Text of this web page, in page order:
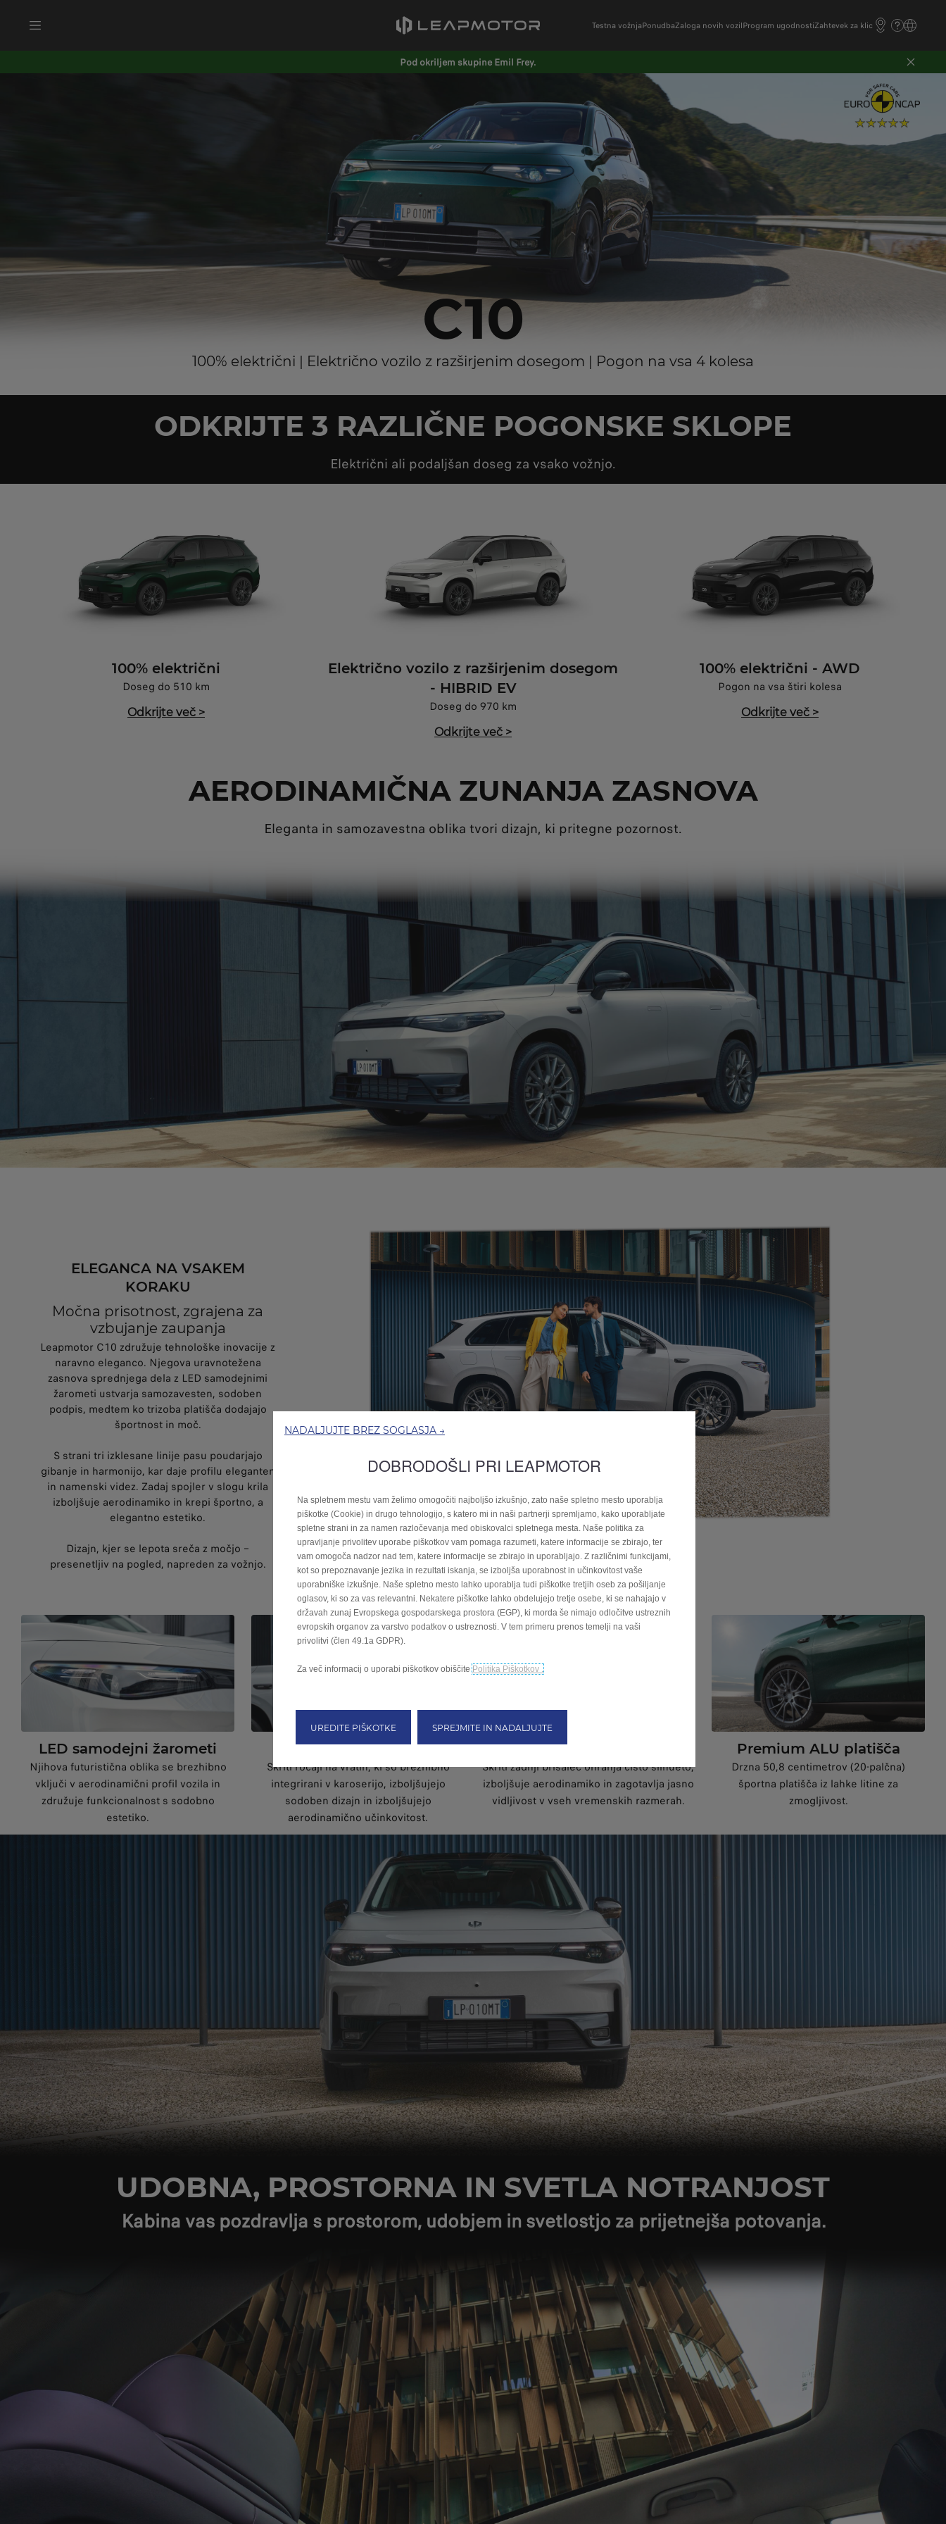
Testna vožnjaPonudbaZaloga novih vozilProgram ugodnostiZahtevek za klic
Pod okriljem skupine Emil Frey.
C10
100% električni | Električno vozilo z razširjenim dosegom | Pogon na vsa 4 kolesa
ODKRIJTE 3 RAZLIČNE POGONSKE SKLOPE
Električni ali podaljšan doseg za vsako vožnjo.
100% električni
Doseg do 510 km
Odkrijte več >
Električno vozilo z razširjenim dosegom
- HIBRID EV
Doseg do 970 km
Odkrijte več >
100% električni - AWD
Pogon na vsa štiri kolesa
Odkrijte več >
AERODINAMIČNA ZUNANJA ZASNOVA
Eleganta in samozavestna oblika tvori dizajn, ki pritegne pozornost.
ELEGANCA NA VSAKEM
KORAKU
Močna prisotnost, zgrajena za
vzbujanje zaupanja
Leapmotor C10 združuje tehnološke inovacije z
naravno eleganco. Njegova uravnotežena
zasnova sprednjega dela z LED samodejnimi
žarometi ustvarja samozavesten, sodoben
podpis, medtem ko trizoba platišča dodajajo
športnost in moč.
S strani tri izklesane linije pasu poudarjajo
gibanje in harmonijo, kar daje profilu eleganten
in namenski videz. Zadaj spojler v slogu krila
izboljšuje aerodinamiko in krepi športno, a
elegantno estetiko.
Dizajn, kjer se lepota sreča z močjo –
presenetljiv na pogled, napreden za vožnjo.
LED samodejni žarometi
Njihova futuristična oblika se brezhibno
vključi v aerodinamični profil vozila in
združuje funkcionalnost s sodobno
estetiko.
Potopne vratne kljuke
Skriti ročaji na vratih, ki so brezhibno
integrirani v karoserijo, izboljšujejo
sodoben dizajn in izboljšujejo
aerodinamično učinkovitost.
Skriti zadnji brisalec
Skriti zadnji brisalec ohranja čisto silhueto,
izboljšuje aerodinamiko in zagotavlja jasno
vidljivost v vseh vremenskih razmerah.
Premium ALU platišča
Drzna 50,8 centimetrov (20-palčna)
športna platišča iz lahke litine za
zmogljivost.
UDOBNA, PROSTORNA IN SVETLA NOTRANJOST
Kabina vas pozdravlja s prostorom, udobjem in svetlostjo za prijetnejša potovanja.
NADALJUJTE BREZ SOGLASJA →
DOBRODOŠLI PRI LEAPMOTOR
Na spletnem mestu vam želimo omogočiti najboljšo izkušnjo, zato naše spletno mesto uporablja
piškotke (Cookie) in drugo tehnologijo, s katero mi in naši partnerji spremljamo, kako uporabljate
spletne strani in za namen razločevanja med obiskovalci spletnega mesta. Naše politika za
upravljanje privolitev uporabe piškotkov vam pomaga razumeti, katere informacije se zbirajo, ter
vam omogoča nadzor nad tem, katere informacije se zbirajo in uporabljajo. Z različnimi funkcijami,
kot so prepoznavanje jezika in rezultati iskanja, se izboljša uporabnost in učinkovitost vaše
uporabniške izkušnje. Naše spletno mesto lahko uporablja tudi piškotke tretjih oseb za pošiljanje
oglasov, ki so za vas relevantni. Nekatere piškotke lahko obdelujejo tretje osebe, ki se nahajajo v
državah zunaj Evropskega gospodarskega prostora (EGP), ki morda še nimajo odločitve ustreznih
evropskih organov za varstvo podatkov o ustreznosti. V tem primeru prenos temelji na vaši
privolitvi (člen 49.1a GDPR).
Za več informacij o uporabi piškotkov obiščitePolitika Piškotkov .
UREDITE PIŠKOTKE SPREJMITE IN NADALJUJTE